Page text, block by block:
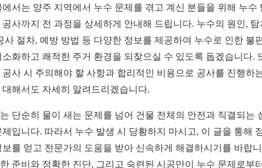
에서는 양주 지역에서 누수 문제를 겪고 계신 분들을 위해 누수
공사까지 전 과정을 상세하게 안내해 드립니다. 누수의 원인, 탐
사 절차, 예방 방법 등 다양한 정보를 제공하여 누수로 인한 불
소화하고 쾌적한 주거 환경을 되찾으실 수 있도록 돕겠습니다.
공사 시 주의해야 할 사항과 합리적인 비용으로 공사를 진행하
대해서도 자세히 알려드리겠습니다.
단순히 물이 새는 문제를 넘어 건물 전체의 안전과 직결되는
제입니다. 따라서 누수 발생 시 당황하지 마시고, 이 글을 통해
보를 얻고 전문가의 도움을 받아 신속하게 해결하시기를 바랍
준비와 정확한 진단, 그리고 숙련된 시공만이 누수 문제로부